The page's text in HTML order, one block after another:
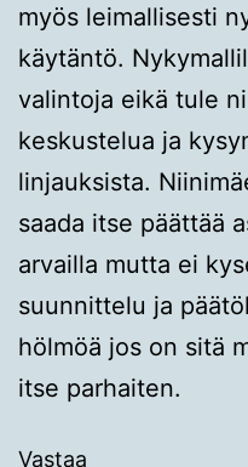
myös leimallisesti
käytäntö.
valintoja eikä tule
keskustelua ja
linjauksista.
saada itse päättää
arvailla mutta ei
suunnittelu ja
hölmöä jos on sitä
itse parhaiten.
Vastaa